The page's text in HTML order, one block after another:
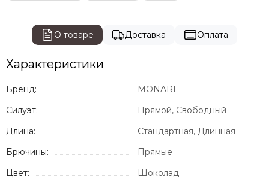
О товаре Доставка Оплата
Характеристики
Бренд:
MONARI
Силуэт:
Прямой, Свободный
Длина:
Стандартная, Длинная
Брючины:
Прямые
Цвет:
Шоколад